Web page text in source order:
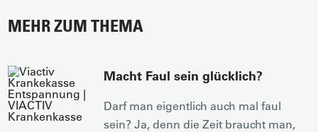
MEHR ZUM THEMA
Macht Faul sein glücklich?
Darf man eigentlich auch mal faul
sein? Ja, denn die Zeit braucht man,